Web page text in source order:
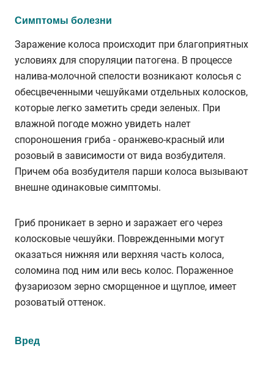
Симптомы болезни
Заражение колоса происходит при благоприятных
условиях для споруляции патогена. В процессе
налива-молочной спелости возникают колосья с
обесцвеченными чешуйками отдельных колосков,
которые легко заметить среди зеленых. При
влажной погоде можно увидеть налет
спороношения гриба - оранжево-красный или
розовый в зависимости от вида возбудителя.
Причем оба возбудителя парши колоса вызывают
внешне одинаковые симптомы.
Гриб проникает в зерно и заражает его через
колосковые чешуйки. Поврежденными могут
оказаться нижняя или верхняя часть колоса,
соломина под ним или весь колос. Пораженное
фузариозом зерно сморщенное и щуплое, имеет
розоватый оттенок.
Вред